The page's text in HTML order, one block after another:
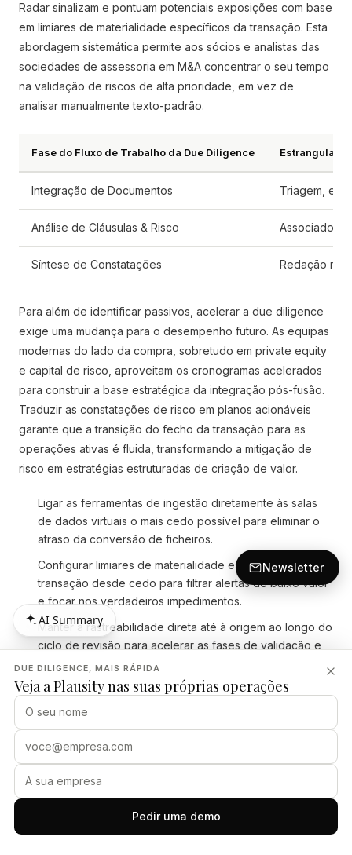
Radar sinalizam e pontuam potenciais exposições com base
em limiares de materialidade específicos da transação. Esta
abordagem sistemática permite aos sócios e analistas das
sociedades de assessoria em M&A concentrar o seu tempo
na validação de riscos de alta prioridade, em vez de
analisar manualmente texto-padrão.
Fase do Fluxo de Trabalho da Due Diligence
Integração de Documentos Triagem,
Análise de Cláusulas & Risco Associados
Síntese de Constatações Redação
Para além de identificar passivos, acelerar a due diligence
exige uma mudança para o desempenho futuro. As equipas
modernas do lado da compra, sobretudo em private equity
e capital de risco, aproveitam os cronogramas acelerados
para construir a base estratégica da integração pós-fusão.
Traduzir as constatações de risco em planos acionáveis
garante que a transição do fecho da transação para as
operações ativas é fluida, transformando a mitigação de
risco em estratégias estruturadas de criação de valor.
Ligar as ferramentas de ingestão diretamente às salas
de dados virtuais o mais cedo possível para eliminar o
atraso da conversão de ficheiros.
Configurar limiares de materialidade específicos da
transação desde cedo para filtrar alertas de baixo valor
e focar nos verdadeiros impedimentos.
Manter a rastreabilidade direta até à origem ao longo do
ciclo de revisão para acelerar as fases de validação e
de geração de rascunhos.
Tirar partido da estruturação automatizada de relatórios
para converter constatações em briefings executivos
Fontes
www3.intralinks.com
DUE DILIGENCE, MAIS RÁPIDA
Veja a Plausity nas suas próprias operações
Pedir uma demo
AI Summary
AI Summary
Newsletter